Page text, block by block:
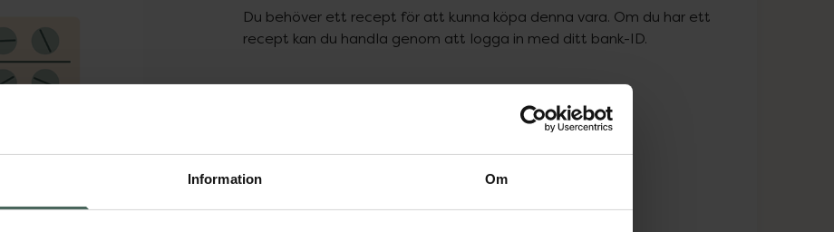
Information Om
Du behöver ett recept för att kunna köpa denna vara. Om du har ett
recept kan du handla genom att logga in med ditt bank-ID.
Pris med recept
Högkostnadsskyddet gäller
1589,53 kr
I apotek:1589,53 kr